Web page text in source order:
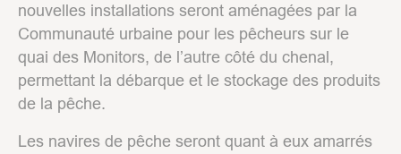
nouvelles installations seront aménagées par la
Communauté urbaine pour les pêcheurs sur le
quai des Monitors, de l’autre côté du chenal,
permettant la débarque et le stockage des produits
de la pêche.
Les navires de pêche seront quant à eux amarrés